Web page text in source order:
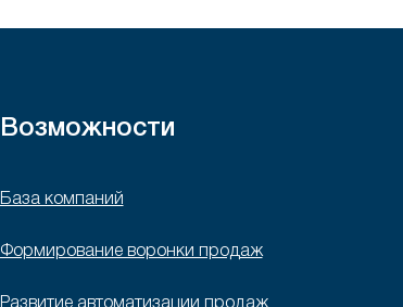
Возможности
База компаний
Формирование воронки продаж
Развитие автоматизации продаж